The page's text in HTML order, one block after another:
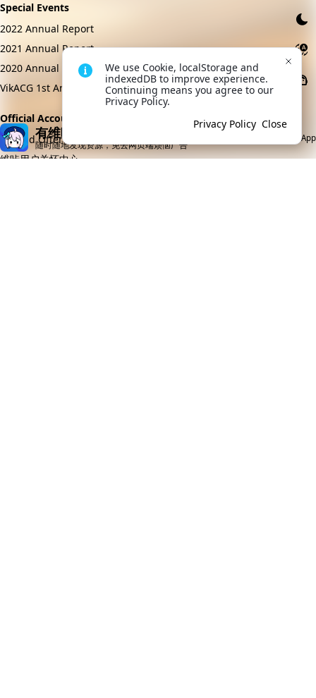
Special Events
2022 Annual Report
2021 Annual Report
2020 Annual Report
VikACG 1st Anniversary
Official Accounts
Sailoud Ofter
维咔用户关怀中心
有维咔App就够了
随时随地发现资源，免去网页端烦恼广告
Open App
We use Cookie, localStorage and
indexedDB to improve experience.
Continuing means you agree to our
Privacy Policy.
Privacy Policy Close